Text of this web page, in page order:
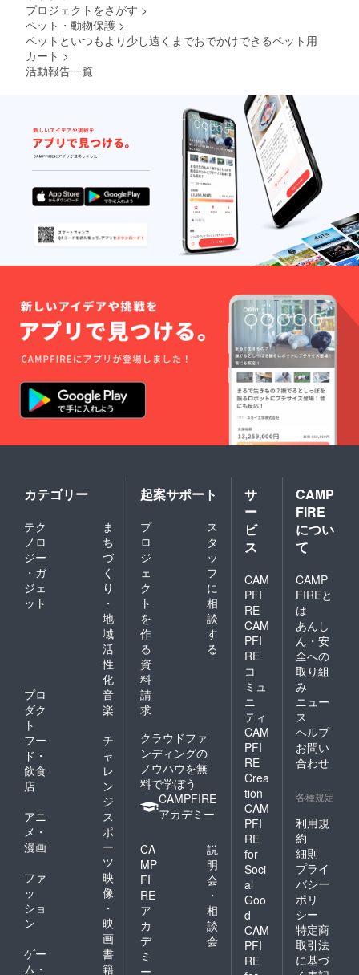
プロジェクトをさがす >
ペット・動物保護 >
ペットといつもより少し遠くまでおでかけできるペット用
カート >
活動報告一覧
カテゴリー
テク
ノロ
ジー
・ガ
ジェ
ット
ま
ち
づ
く
り
・
地
域
活
性
化
プロ
ダク
ト
音
楽
フー
ド・
飲食
店
チ
ャ
レ
ン
ジ
アニ
メ・
漫画
ス
ポ
ー
ツ
ファ
ッ
ショ
ン
映
像
・
映
画
ゲー
ム・
書
籍
起案サポート
プ
ロ
ジ
ェ
ク
ト
を
作
る
ス
タ
ッ
フ
に
相
談
す
る
資
料
請
求
クラウドファ
ンディングの
ノウハウを無
料で学ぼう
CAMPFIRE
アカデミー
CA
MP
FI
RE
ア
カ
デ
ミ
ー
説
明
会
・
相
談
会
サ
ー
ビ
ス
CAM
PFI
RE
CAM
PFI
RE
コ
ミュ
ニ
ティ
CAM
PFI
RE
Crea
tion
CAM
PFI
RE
for
Soci
al
Goo
d
CAM
PFI
RE
CAMP
FIRE
につい
て
CAMP
FIREと
は
あんし
ん・安
全への
取り組
み
ニュー
ス
ヘルプ
お問い
合わせ
各種規定
利用規
約
細則
プライ
バシー
ポリ
シー
特定商
取引法
に基づ